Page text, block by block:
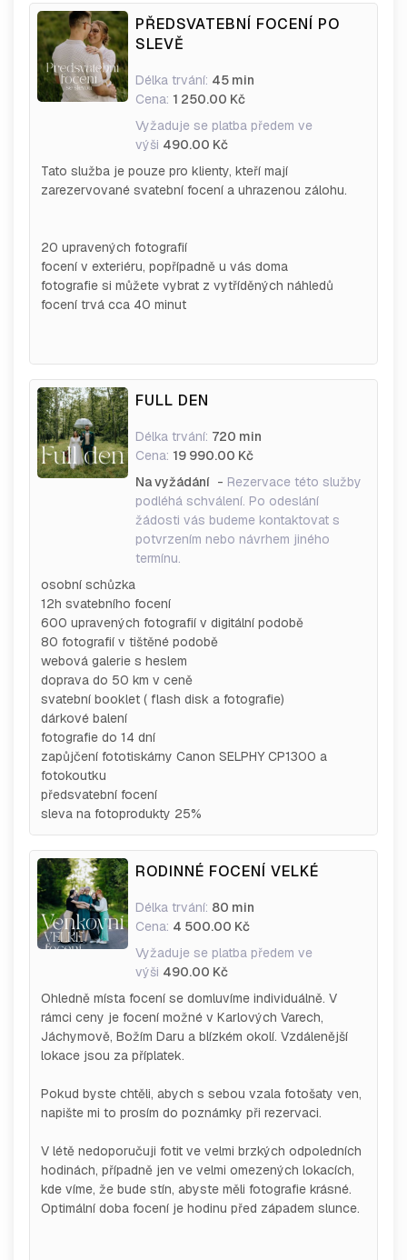
PŘEDSVATEBNÍ FOCENÍ PO
SLEVĚ
Délka trvání: 45 min
Cena: 1 250.00 Kč
Vyžaduje se platba předem ve
výši 490.00 Kč
Tato služba je pouze pro klienty, kteří mají
zarezervované svatební focení a uhrazenou zálohu.
20 upravených fotografií
focení v exteriéru, popřípadně u vás doma
fotografie si můžete vybrat z vytříděných náhledů
focení trvá cca 40 minut
FULL DEN
Délka trvání: 720 min
Cena: 19 990.00 Kč
Na vyžádání - Rezervace této služby
podléhá schválení. Po odeslání
žádosti vás budeme kontaktovat s
potvrzením nebo návrhem jiného
termínu.
osobní schůzka
12h svatebního focení
600 upravených fotografií v digitální podobě
80 fotografií v tištěné podobě
webová galerie s heslem
doprava do 50 km v ceně
svatební booklet ( flash disk a fotografie)
dárkové balení
fotografie do 14 dní
zapůjčení fototiskárny Canon SELPHY CP1300 a
fotokoutku
předsvatební focení
sleva na fotoprodukty 25%
RODINNÉ FOCENÍ VELKÉ
Délka trvání: 80 min
Cena: 4 500.00 Kč
Vyžaduje se platba předem ve
výši 490.00 Kč
Ohledně místa focení se domluvíme individuálně. V
rámci ceny je focení možné v Karlových Varech,
Jáchymově, Božím Daru a blízkém okolí. Vzdálenější
lokace jsou za příplatek.
Pokud byste chtěli, abych s sebou vzala fotošaty ven,
napište mi to prosím do poznámky při rezervaci.
V létě nedoporučuji fotit ve velmi brzkých odpoledních
hodinách, případně jen ve velmi omezených lokacích,
kde víme, že bude stín, abyste měli fotografie krásné.
Optimální doba focení je hodinu před západem slunce.